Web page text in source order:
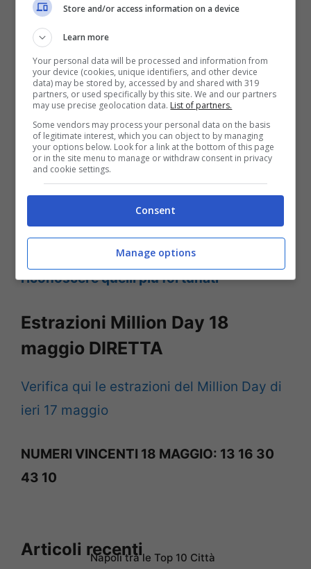
ritardatari del Million Day
assente da 47 estrazioni, il 17 da 40, il 50
non si fa vedere da 28 estrazioni, il 39 è
assente da 27 concorsi e il 26 non esce da
frequenti troviamo: il 19 uscito in 19
concorsi, il 53 presente in 16, il 43 e il 34
presenti in 14 estrazioni e il 46 uscito 13
Gratta e Vinci, come
riconoscere quelli più fortunati
Estrazioni Million Day 18
maggio DIRETTA
Verifica qui le estrazioni del Million Day di
ieri 17 maggio
NUMERI VINCENTI 18 MAGGIO: 13 16 30
43 10
Articoli recentiNapoli tra le Top 10 Città
Store and/or access information on a device
Learn more
Your personal data will be processed and information from
your device (cookies, unique identifiers, and other device
data) may be stored by, accessed by and shared with 319
partners, or used specifically by this site. We and our partners
may use precise geolocation data. List of partners.
Some vendors may process your personal data on the basis
of legitimate interest, which you can object to by managing
your options below. Look for a link at the bottom of this page
or in the site menu to manage or withdraw consent in privacy
and cookie settings.
Consent
Manage options